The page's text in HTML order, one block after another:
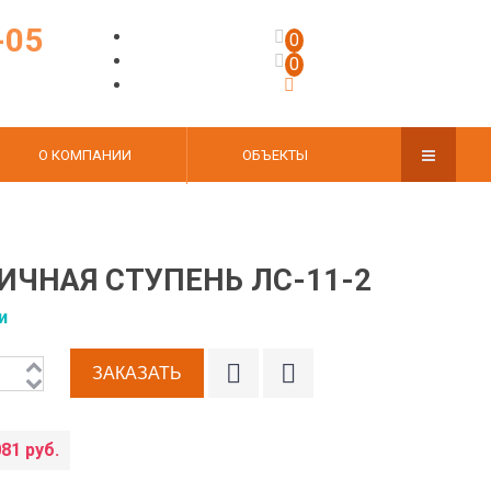
0
0
О КОМПАНИИ ОБЪЕКТЫ
СТУПЕНЬ ЛС-11-2
руб.